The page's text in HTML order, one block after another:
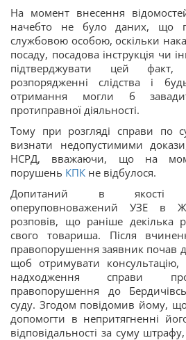
На момент внесення
начебто не було даних, що
службовою особою, оскільки
посаду, посадова інструкція чи
підтверджувати цей
розпорядженні слідства і
отримання могли б
протиправної діяльності.
Тому при розгляді справи по
визнати недопустимими
НСРД, вважаючи, що на
порушень КПК не відбулося.
Допитаний в якості
оперуповноважений УЗЕ в
розповів, що раніше декілька
свого товариша. Після
правопорушення заявник почав
щоб отримувати
надходження справи про
правопорушення до
суду. Згодом повідомив йому,
допомогти в непритягненні
відповідальності за суму